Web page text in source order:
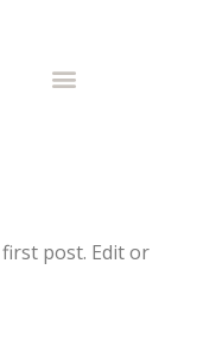
post. Edit or